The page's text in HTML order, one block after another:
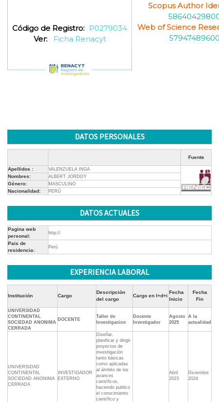
Código de Registro: P0279034
Ver:
Ficha Renacyt
Scopus Author
Web of Science
DATOS PERSONALES
Fuente
Apellidos : VALENZUELA INGA
Nombres: ALBERT JORDDY
Género: MASCULINO
Nacionalidad: PERÚ
DATOS ACTUALES
Pagina web
personal:
http://
Pais de
residencia:
Perú
EXPERIENCIA LABORAL
Institución Cargo
Descripción
del cargo
Cargo en I+d+i
Fecha
Inicio
Fecha
Fin
UNIVERSIDAD
CONTINENTAL
SOCIEDAD ANONIMA
CERRADA
DOCENTE
Taller de
Investigacion
Docente
Investigador
Agosto
2025
A la
actualidad
UNIVERSIDAD
CONTINENTAL
SOCIEDAD ANONIMA
CERRADA
INVESTIGADOR
EXTERNO
Diseñar,
planificar y dirigir
proyectos de
investigación
tanto básicas
como aplicadas
al ámbito de los
avances
científicos,
haciendo publico
el conocimiento
científico y
Abril
2023
Diciembre
2024